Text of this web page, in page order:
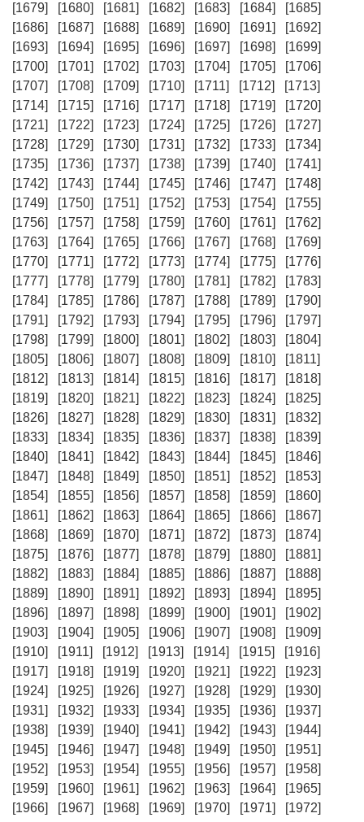
[1679]
[1680] [1681] [1682] [1683] [1684]
[1685]
[1686]
[1687] [1688] [1689] [1690] [1691]
[1692]
[1693]
[1694] [1695] [1696] [1697] [1698]
[1699]
[1700]
[1701] [1702] [1703] [1704] [1705]
[1706]
[1707]
[1708] [1709] [1710] [1711] [1712]
[1713]
[1714]
[1715] [1716] [1717] [1718] [1719]
[1720]
[1721]
[1722] [1723] [1724] [1725] [1726]
[1727]
[1728]
[1729] [1730] [1731] [1732] [1733]
[1734]
[1735]
[1736] [1737] [1738] [1739] [1740]
[1741]
[1742]
[1743] [1744] [1745] [1746] [1747]
[1748]
[1749]
[1750] [1751] [1752] [1753] [1754]
[1755]
[1756]
[1757] [1758] [1759] [1760] [1761]
[1762]
[1763]
[1764] [1765] [1766] [1767] [1768]
[1769]
[1770]
[1771] [1772] [1773] [1774] [1775]
[1776]
[1777]
[1778] [1779] [1780] [1781] [1782]
[1783]
[1784]
[1785] [1786] [1787] [1788] [1789]
[1790]
[1791]
[1792] [1793] [1794] [1795] [1796]
[1797]
[1798]
[1799] [1800] [1801] [1802] [1803]
[1804]
[1805]
[1806] [1807] [1808] [1809] [1810]
[1811]
[1812]
[1813] [1814] [1815] [1816] [1817]
[1818]
[1819]
[1820] [1821] [1822] [1823] [1824]
[1825]
[1826]
[1827] [1828] [1829] [1830] [1831]
[1832]
[1833]
[1834] [1835] [1836] [1837] [1838]
[1839]
[1840]
[1841] [1842] [1843] [1844] [1845]
[1846]
[1847]
[1848] [1849] [1850] [1851] [1852]
[1853]
[1854]
[1855] [1856] [1857] [1858] [1859]
[1860]
[1861]
[1862] [1863] [1864] [1865] [1866]
[1867]
[1868]
[1869] [1870] [1871] [1872] [1873]
[1874]
[1875]
[1876] [1877] [1878] [1879] [1880]
[1881]
[1882]
[1883] [1884] [1885] [1886] [1887]
[1888]
[1889]
[1890] [1891] [1892] [1893] [1894]
[1895]
[1896]
[1897] [1898] [1899] [1900] [1901]
[1902]
[1903]
[1904] [1905] [1906] [1907] [1908]
[1909]
[1910]
[1911] [1912] [1913] [1914] [1915]
[1916]
[1917]
[1918] [1919] [1920] [1921] [1922]
[1923]
[1924]
[1925] [1926] [1927] [1928] [1929]
[1930]
[1931]
[1932] [1933] [1934] [1935] [1936]
[1937]
[1938]
[1939] [1940] [1941] [1942] [1943]
[1944]
[1945]
[1946] [1947] [1948] [1949] [1950]
[1951]
[1952]
[1953] [1954] [1955] [1956] [1957]
[1958]
[1959]
[1960] [1961] [1962] [1963] [1964]
[1965]
[1966]
[1967] [1968] [1969] [1970] [1971]
[1972]